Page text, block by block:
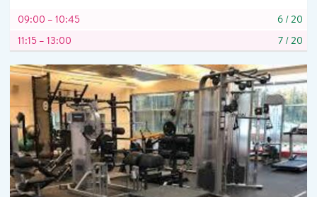
09:00 – 10:45 6 /20
11:15 – 13:00
7 /20